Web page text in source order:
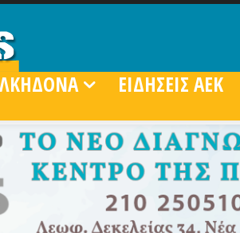
ΕΙΔΗΣΕΙΣ ΑΕΚ